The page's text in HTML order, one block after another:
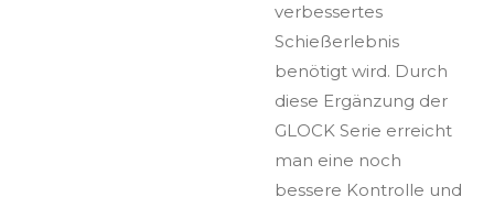
verbessertes
Schießerlebnis
benötigt wird. Durch
diese Ergänzung der
GLOCK Serie erreicht
man eine noch
bessere Kontrolle und